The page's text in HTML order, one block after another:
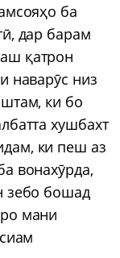
ба
дар барам
қатрон
наварӯс низ
ки бо
хушбахт
ки пеш аз
вонахӯрда,
зебо бошад
мани